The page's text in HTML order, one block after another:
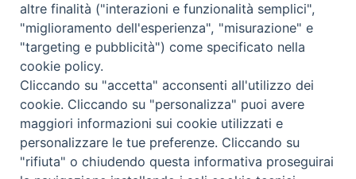
chi siamo informativa sulla privacy
altre finalità ("interazioni e funzionalità semplici",
"miglioramento dell'esperienza", "misurazione" e
"targeting e pubblicità") come specificato nella
cookie policy.
Cliccando su "accetta" acconsenti all'utilizzo dei
cookie. Cliccando su "personalizza" puoi avere
maggiori informazioni sui cookie utilizzati e
personalizzare le tue preferenze. Cliccando su
"rifiuta" o chiudendo questa informativa proseguirai